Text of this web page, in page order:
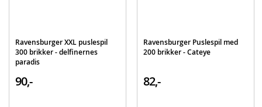
Ravensburger XXL puslespil
300 brikker - delfinernes
paradis
90,-
Ravensburger Puslespil med
200 brikker - Cateye
82,-